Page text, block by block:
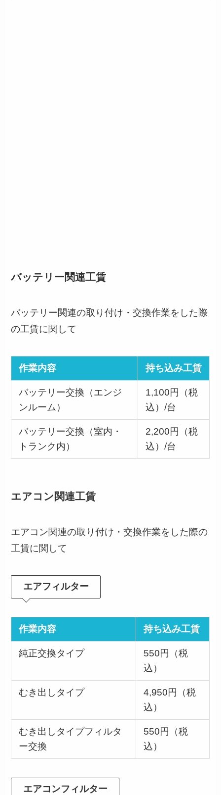
バッテリー関連工賃
バッテリー関連の取り付け・交換作業をした際
の工賃に関して
作業内容 持ち込み工賃
バッテリー交換（エンジ
ンルーム）
1,100円（税
込）/台
バッテリー交換（室内・
トランク内）
2,200円（税
込）/台
エアコン関連工賃
エアコン関連の取り付け・交換作業をした際の
工賃に関して
エアフィルター
作業内容 持ち込み工賃
純正交換タイプ
550円（税
込）
むき出しタイプ
4,950円（税
込）
むき出しタイプフィルタ
ー交換
550円（税
込）
エアコンフィルター